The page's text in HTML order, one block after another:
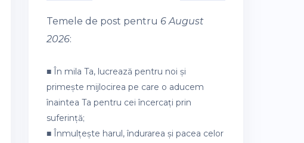
Temele de post pentru 6 August
2026:
■ În mila Ta, lucrează pentru noi și
primește mijlocirea pe care o aducem
înaintea Ta pentru cei încercați prin
suferință;
■ Înmulțește harul, îndurarea și pacea celor